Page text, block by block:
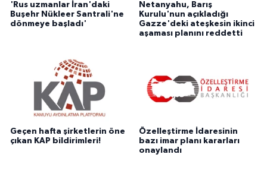
'Rus uzmanlar İran'daki
Buşehr Nükleer Santrali'ne
dönmeye başladı'
Netanyahu, Barış
Kurulu'nun açıkladığı
Gazze'deki ateşkesin ikinci
aşaması planını reddetti
Geçen hafta şirketlerin öne
çıkan KAP bildirimleri!
Özelleştirme İdaresinin
bazı imar planı kararları
onaylandı